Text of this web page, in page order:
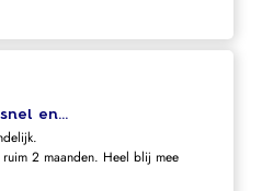
en...
2 maanden. Heel blij mee